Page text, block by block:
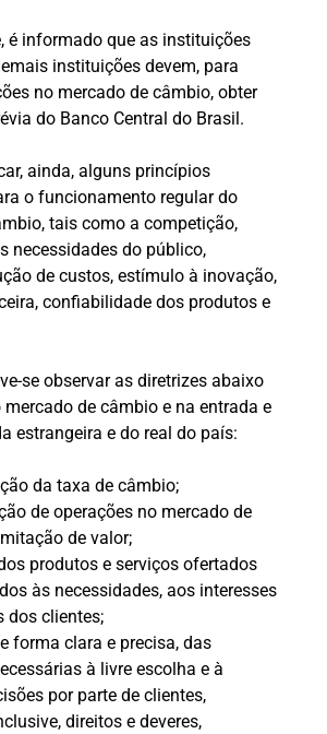
é informado que as instituições
instituições devem, para
no mercado de câmbio, obter
do Banco Central do Brasil.
ainda, alguns princípios
o funcionamento regular do
tais como a competição,
necessidades do público,
de custos, estímulo à inovação,
confiabilidade dos produtos e
se observar as diretrizes abaixo
mercado de câmbio e na entrada e
estrangeira e do real do país:
da taxa de câmbio;
de operações no mercado de
de valor;
produtos e serviços ofertados
às necessidades, aos interesses
dos clientes;
forma clara e precisa, das
à livre escolha e à
por parte de clientes,
direitos e deveres,